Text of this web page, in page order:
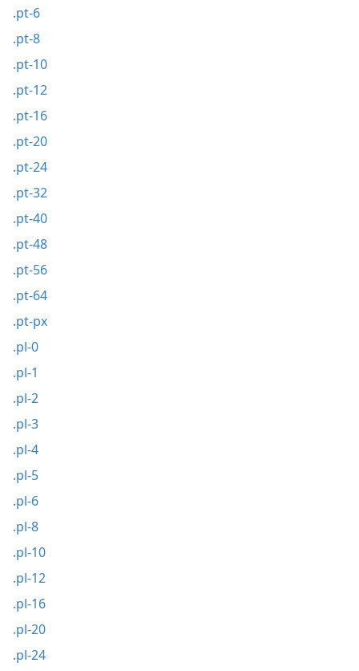
.pt-6
.pt-8
.pt-10
.pt-12
.pt-16
.pt-20
.pt-24
.pt-32
.pt-40
.pt-48
.pt-56
.pt-64
.pt-px
.pl-0
.pl-1
.pl-2
.pl-3
.pl-4
.pl-5
.pl-6
.pl-8
.pl-10
.pl-12
.pl-16
.pl-20
.pl-24